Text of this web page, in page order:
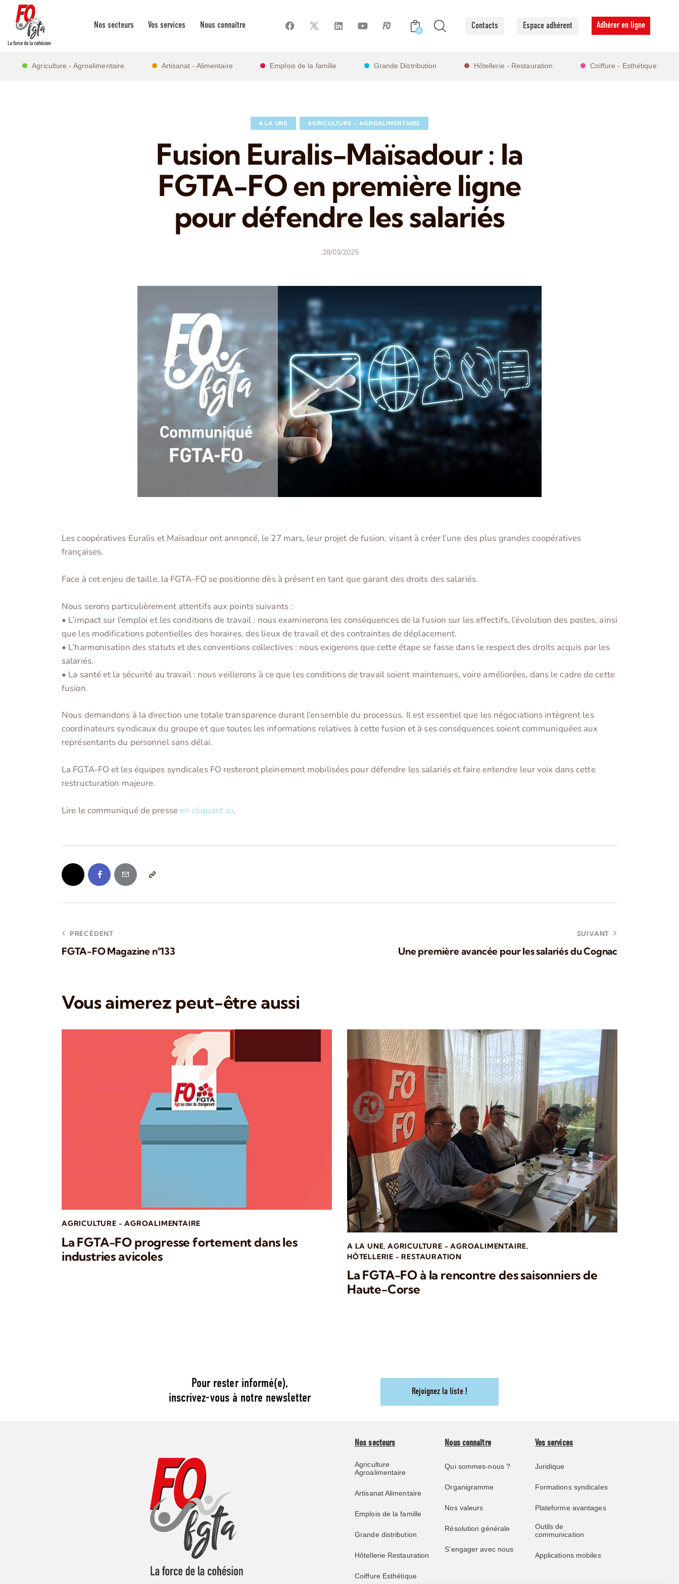
Nos secteurs Vos services Nous connaître
0 Contacts Espace adhérent Adhérer en ligne
Agriculture - Agroalimentaire Artisanat - Alimentaire Emplois de la famille Grande Distribution Hôtellerie - Restauration Coiffure - Esthétique
A LA UNE AGRICULTURE - AGROALIMENTAIRE
Fusion Euralis-Maïsadour : la
FGTA-FO en première ligne
pour défendre les salariés
28/03/2025
Les coopératives Euralis et Maïsadour ont annoncé, le 27 mars, leur projet de fusion, visant à créer l’une des plus grandes coopératives
françaises.
Face à cet enjeu de taille, la FGTA-FO se positionne dès à présent en tant que garant des droits des salariés.
Nous serons particulièrement attentifs aux points suivants :
• L’impact sur l’emploi et les conditions de travail : nous examinerons les conséquences de la fusion sur les effectifs, l’évolution des postes, ainsi
que les modifications potentielles des horaires, des lieux de travail et des contraintes de déplacement.
• L’harmonisation des statuts et des conventions collectives : nous exigerons que cette étape se fasse dans le respect des droits acquis par les
salariés.
• La santé et la sécurité au travail : nous veillerons à ce que les conditions de travail soient maintenues, voire améliorées, dans le cadre de cette
fusion.
Nous demandons à la direction une totale transparence durant l’ensemble du processus. Il est essentiel que les négociations intègrent les
coordinateurs syndicaux du groupe et que toutes les informations relatives à cette fusion et à ses conséquences soient communiquées aux
représentants du personnel sans délai.
La FGTA-FO et les équipes syndicales FO resteront pleinement mobilisées pour défendre les salariés et faire entendre leur voix dans cette
restructuration majeure.
Lire le communiqué de presse en cliquant ici.
PRÉCÉDENT
FGTA-FO Magazine n°133
SUIVANT
Une première avancée pour les salariés du Cognac
Vous aimerez peut-être aussi
AGRICULTURE - AGROALIMENTAIRE
La FGTA-FO progresse fortement dans les
industries avicoles
A LA UNE,AGRICULTURE - AGROALIMENTAIRE,
HÔTELLERIE - RESTAURATION
La FGTA-FO à la rencontre des saisonniers de
Haute-Corse
Pour rester informé(e),
inscrivez-vous à notre newsletter
Rejoignez la liste !
Nos secteurs
Agriculture
Agroalimentaire
Artisanat Alimentaire
Emplois de la famille
Grande distribution
Hôtellerie Restauration
Coiffure Esthétique
Nous connaître
Qui sommes-nous ?
Organigramme
Nos valeurs
Résolution générale
S’engager avec nous
Vos services
Juridique
Formations syndicales
Plateforme avantages
Outils de
communication
Applications mobiles